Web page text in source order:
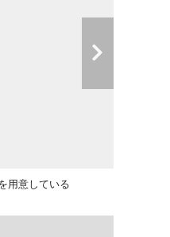
用意している